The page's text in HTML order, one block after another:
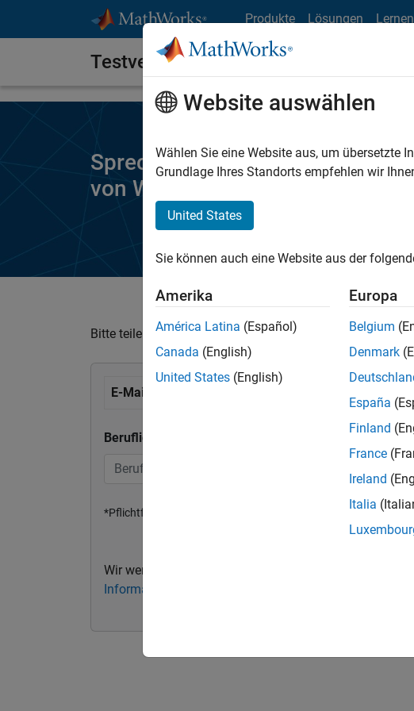
Produkte Lösungen Lernen
Testversion anfordern
Sprechen Sie mit einem
von Wireless Network Toolbox
Bitte teilen Sie uns Ihre Kontaktdaten mit. Ihr MathWorks
E-Mail Adresse eingeben
Berufliche oder universitäre E-Mail-Adresse*
*Pflichtfeld
Wir werden Ihre persönlichen Kontaktdaten weder
Informationen finden Sie in unserer
Website auswählen
Wählen Sie eine Website aus, um übersetzte
Grundlage Ihres Standorts empfehlen wir
United States
Sie können auch eine Website aus der
Amerika
América Latina (Español)
Canada (English)
United States (English)
Europa
Belgium
Denmark
España
Finland
France
Ireland
Italia